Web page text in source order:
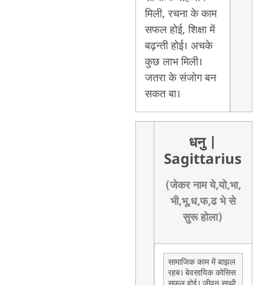
मिली, रचना के काम
सफल होई, शिक्षा में
बढ़न्ती होई। अचके
कुछ लाभ मिली।
जतरा के संजोग बन
सकत बा।
धनु
Sagittarius
(जेकर नाम ये,यो,भा,
भी,भू,ध,फ,ढ भे से
सुरू होला)
सामाजिक काम में बाझल
रहब। बेवसायिक कोसिस